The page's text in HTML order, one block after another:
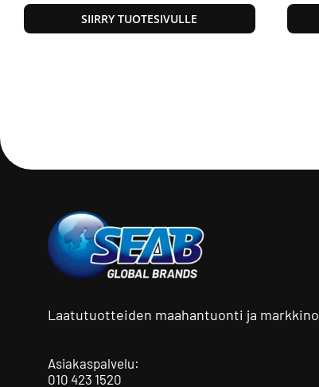
SIIRRY TUOTESIVULLE
Laatutuotteiden maahantuonti ja
Asiakaspalvelu:
010 423 1520